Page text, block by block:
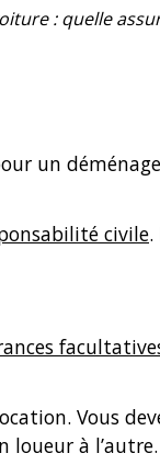
: quelle
un
civile.
Vous
loueur à l’autre.